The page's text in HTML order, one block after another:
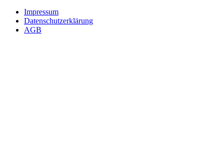
Impressum
Datenschutzerklärung
AGB